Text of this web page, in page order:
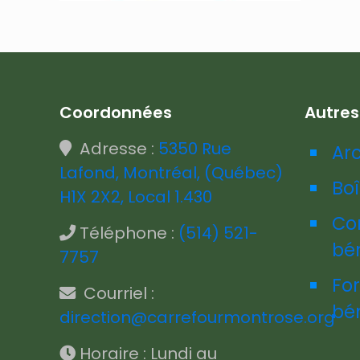
Coordonnées
Adresse : 5350 Rue
Lafond, Montréal, (Québec)
H1X 2X2, Local 1.430
Téléphone : (514) 521-
7757
Courriel :
direction@carrefourmontrose.org
Horaire : Lundi au